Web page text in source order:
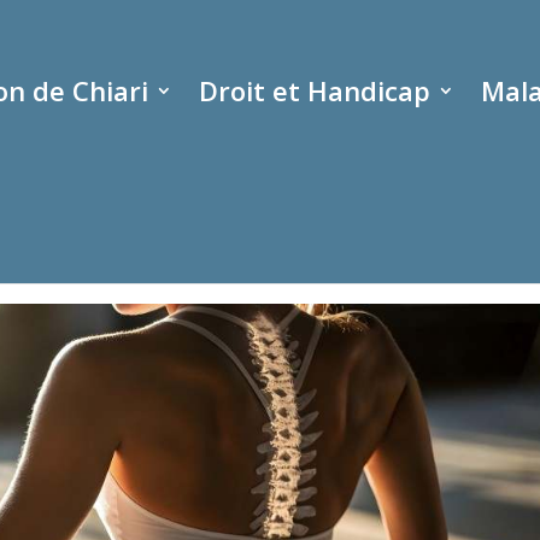
de Chiari Droit et Handicap
vertébrale : Causes et